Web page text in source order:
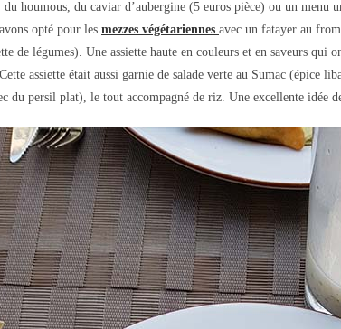
du houmous, du caviar d’aubergine (5 euros pièce) ou un menu
opté pour les mezzes végétariennes avec un fatayer au
de légumes). Une assiette haute en couleurs et en saveurs qui
assiette était aussi garnie de salade verte au Sumac (épice
du persil plat), le tout accompagné de riz. Une excellente idée